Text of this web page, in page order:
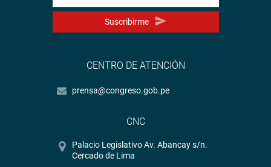
Suscribirme
CENTRO DE ATENCIÓN
prensa@congreso.gob.pe
CNC
Palacio Legislativo Av. Abancay s/n.
Cercado de Lima